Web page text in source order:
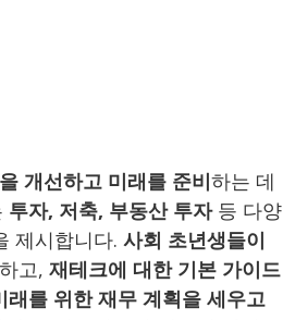
개선하고 미래를 준비하는 데
투자, 저축, 부동산 투자등 다양
제시합니다. 사회 초년생들이
고, 재테크에 대한 기본 가이드
래를 위한 재무 계획을 세우고